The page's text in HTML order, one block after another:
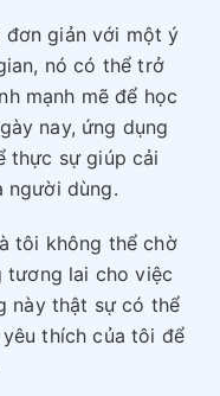
đơn giản với một ý
nó có thể trở
mạnh mẽ để học
nay, ứng dụng
thực sự giúp cải
người dùng.
tôi không thể chờ
tương lai cho việc
này thật sự có thể
thích của tôi để